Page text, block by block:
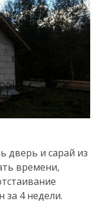
дверь и сарай из
времени,
за 4 недели.